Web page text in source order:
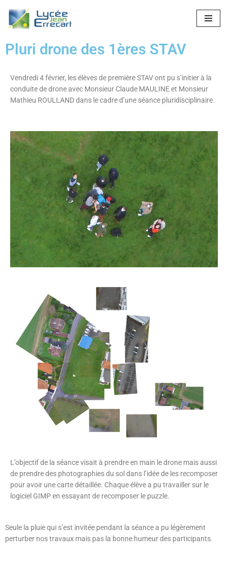
Aller
contenu
Pluri drone des 1ères STAV
Vendredi 4 février, les élèves de première STAV ont pu s’initier à la
conduite de drone avec Monsieur Claude MAULINE et Monsieur
Mathieu ROULLAND dans le cadre d’une séance pluridisciplinaire.
L’objectif de la séance visait à prendre en main le drone mais aussi
de prendre des photographies du sol dans l’idée de les recomposer
pour avoir une carte détaillée. Chaque élève a pu travailler sur le
logiciel GIMP en essayant de recomposer le puzzle.
Seule la pluie qui s’est invitée pendant la séance a pu légèrement
perturber nos travaux mais pas la bonne humeur des participants.